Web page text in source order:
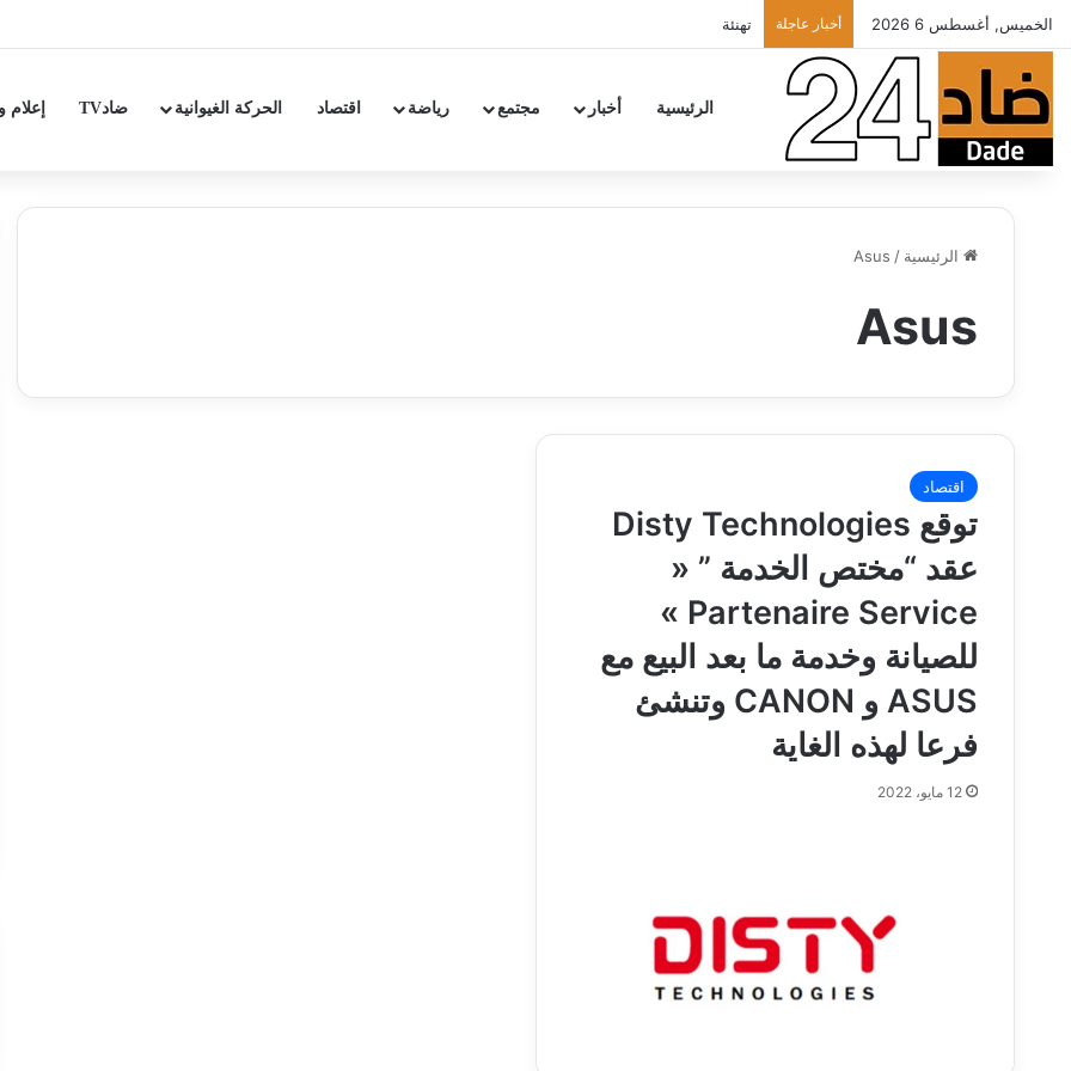
الخميس, أغسطس 6 2026 أخبار عاجلة تهنئة
الرئيسية أخبار مجتمع رياضة اقتصاد الحركة الغيوانية ضادTV إعلام
الرئيسية /
Asus
Asus
اقتصاد
توقع Disty Technologies
عقد “مختص الخدمة ” «
Partenaire Service »
للصيانة وخدمة ما بعد البيع مع
ASUS و CANON وتنشئ
فرعا لهذه الغاية
12 مايو، 2022